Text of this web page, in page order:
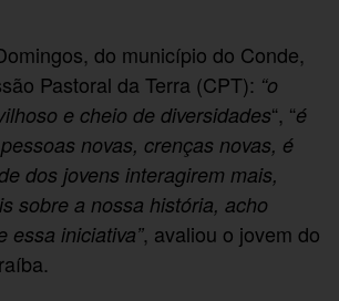
do município do Conde,
Pastoral da Terra (CPT): “o
e cheio de diversidades“, “é
novas, crenças novas, é
dos jovens interagirem mais,
sobre a nossa história, acho
essa iniciativa”, avaliou o jovem do